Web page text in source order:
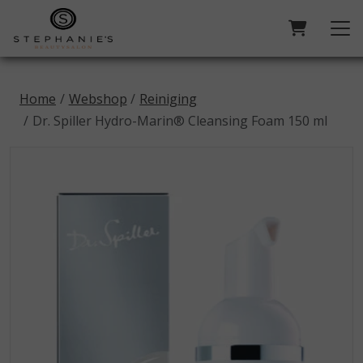
Home Webshop
Reiniging
Dr. Spiller Hydro-Marin® Cleansing Foam 150 ml